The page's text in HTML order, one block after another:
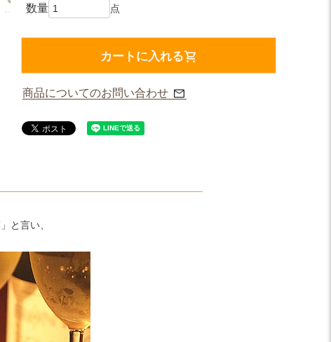
カートに入れる
商品についてのお問い合わせ
と言い、